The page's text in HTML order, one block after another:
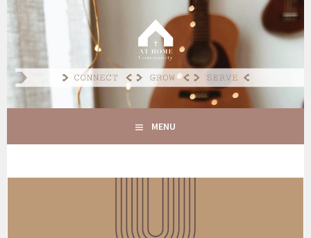
Spring
inhoud
AT HOME COMMUNITY
CONNECT GROW SERVE
MENU